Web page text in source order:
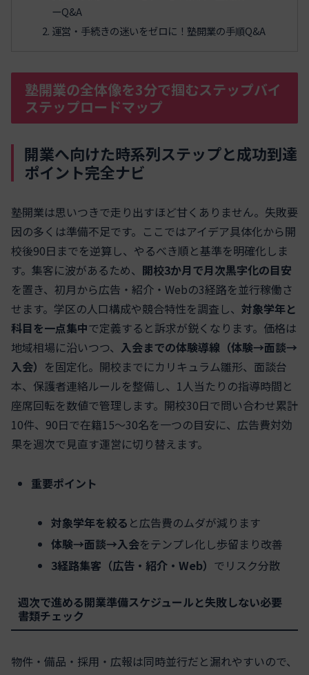
ーQ&A
運営・手続きの迷いをゼロに！塾開業の手順Q&A
塾開業の全体像を3分で掴むステップバイ
ステップロードマップ
開業へ向けた時系列ステップと成功到達
ポイント完全ナビ
塾開業は思いつきで走り出すほど甘くありません。失敗要
因の多くは準備不足です。ここではアイデア具体化から開
校後90日までを逆算し、やるべき順と基準を明確化しま
す。集客に波があるため、 開校3か月で月次黒字化の目安
を置き、初月から広告・紹介・Webの3経路を並行稼働さ
せます。学区の人口構成や競合特性を調査し、 対象学年と
科目を一点集中で定義すると訴求が鋭くなります。価格は
地域相場に沿いつつ、 入会までの体験導線（体験→面談→
入会） を固定化。開校までにカリキュラム雛形、面談台
本、保護者連絡ルールを整備し、1人当たりの指導時間と
座席回転を数値で管理します。開校30日で問い合わせ累計
10件、90日で在籍15〜30名を一つの目安に、広告費対効
果を週次で見直す運営に切り替えます。
重要ポイント
対象学年を絞る と広告費のムダが減ります
体験→面談→入会をテンプレ化し歩留まり改善
3経路集客（広告・紹介・Web） でリスク分散
週次で進める開業準備スケジュールと失敗しない必要
書類チェック
物件・備品・採用・広報は同時並行だと漏れやすいので、